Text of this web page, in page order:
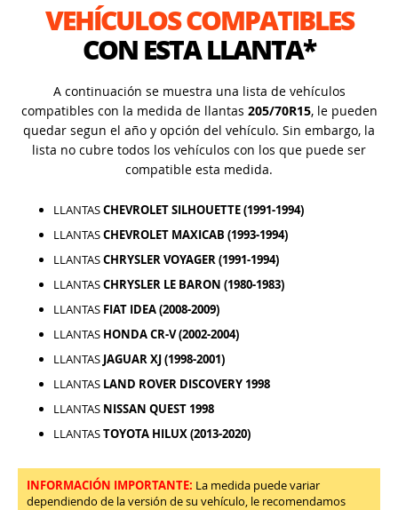
VEHÍCULOS COMPATIBLES
CON ESTA LLANTA*
A continuación se muestra una lista de vehículos
compatibles con la medida de llantas 205/70R15, le pueden
quedar segun el año y opción del vehículo. Sin embargo, la
lista no cubre todos los vehículos con los que puede ser
compatible esta medida.
LLANTASCHEVROLET SILHOUETTE (1991-1994)
LLANTASCHEVROLET MAXICAB (1993-1994)
LLANTASCHRYSLER VOYAGER (1991-1994)
LLANTASCHRYSLER LE BARON (1980-1983)
LLANTAS FIAT IDEA (2008-2009)
LLANTAS HONDA CR-V (2002-2004)
LLANTAS JAGUAR XJ (1998-2001)
LLANTAS LAND ROVER DISCOVERY 1998
LLANTAS NISSAN QUEST 1998
LLANTASTOYOTA HILUX (2013-2020)
INFORMACIÓN IMPORTANTE: La medida puede variar
dependiendo de la versión de su vehículo, le recomendamos